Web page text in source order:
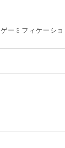
ゲーミフィケーシ